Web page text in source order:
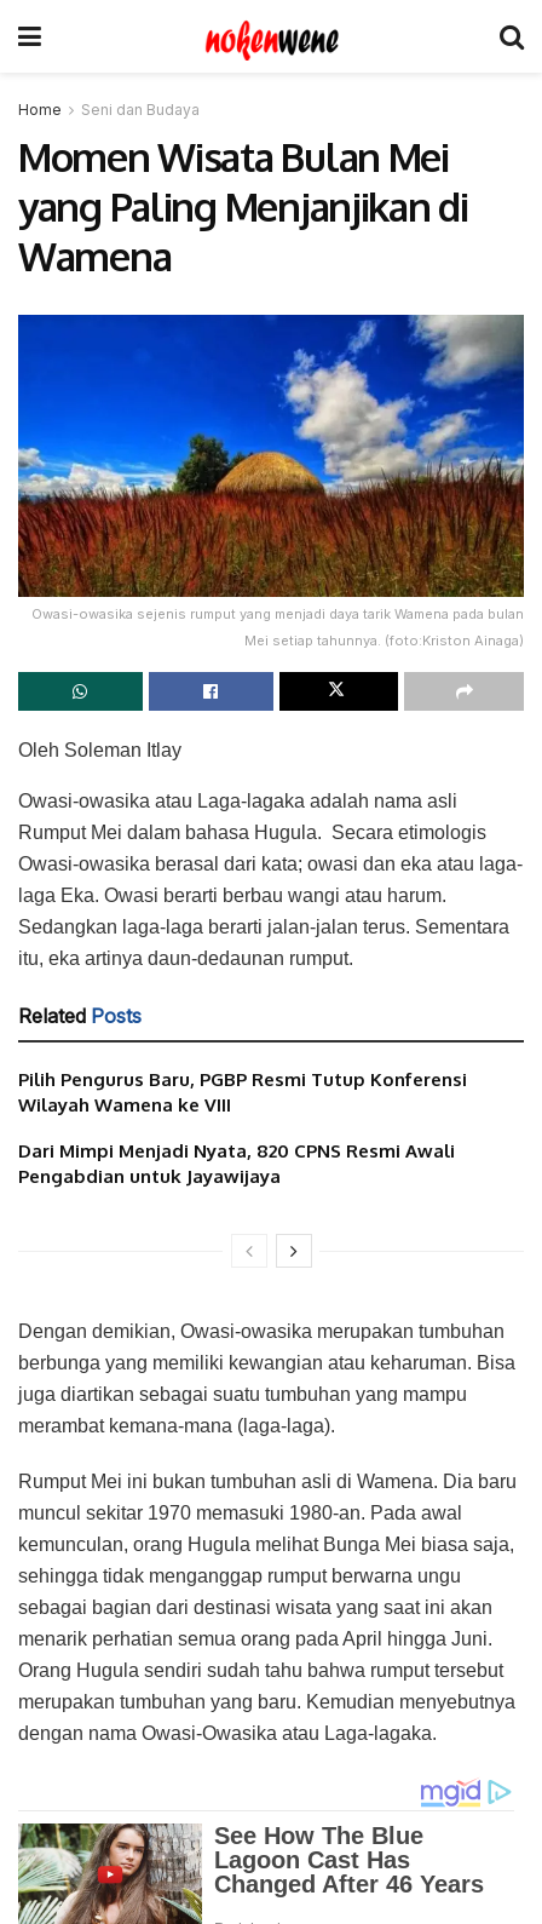
Home Seni dan Budaya
Momen Wisata Bulan Mei
yang Paling Menjanjikan di
Wamena
Owasi-owasika sejenis rumput yang menjadi daya tarik Wamena pada bulan
Mei setiap tahunnya. (foto:Kriston Ainaga)
Oleh Soleman Itlay
Owasi-owasika atau Laga-lagaka adalah nama asli
Rumput Mei dalam bahasa Hugula. Secara etimologis
Owasi-owasika berasal dari kata; owasi dan eka atau laga-
laga Eka. Owasi berarti berbau wangi atau harum.
Sedangkan laga-laga berarti jalan-jalan terus. Sementara
itu, eka artinya daun-dedaunan rumput.
Related Posts
Pilih Pengurus Baru, PGBP Resmi Tutup Konferensi
Wilayah Wamena ke VIII
Dari Mimpi Menjadi Nyata, 820 CPNS Resmi Awali
Pengabdian untuk Jayawijaya
Dengan demikian, Owasi-owasika merupakan tumbuhan
berbunga yang memiliki kewangian atau keharuman. Bisa
juga diartikan sebagai suatu tumbuhan yang mampu
merambat kemana-mana (laga-laga).
Rumput Mei ini bukan tumbuhan asli di Wamena. Dia baru
muncul sekitar 1970 memasuki 1980-an. Pada awal
kemunculan, orang Hugula melihat Bunga Mei biasa saja,
sehingga tidak menganggap rumput berwarna ungu
sebagai bagian dari destinasi wisata yang saat ini akan
menarik perhatian semua orang pada April hingga Juni.
Orang Hugula sendiri sudah tahu bahwa rumput tersebut
merupakan tumbuhan yang baru. Kemudian menyebutnya
dengan nama Owasi-Owasika atau Laga-lagaka.